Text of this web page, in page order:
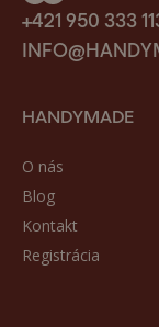
+421 950 333
HANDYMADE
O nás
Blog
Kontakt
Registrácia